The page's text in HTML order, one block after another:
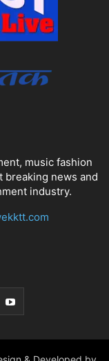
music fashion
breaking news and
industry.